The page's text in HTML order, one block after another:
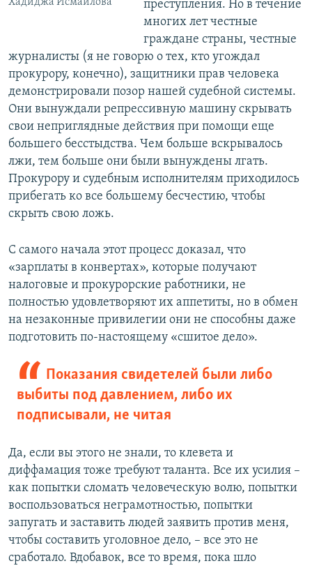
преступления. Но в течение
многих лет честные
граждане страны, честные
журналисты (я не говорю о тех, кто угождал
прокурору, конечно), защитники прав человека
демонстрировали позор нашей судебной системы.
Они вынуждали репрессивную машину скрывать
свои неприглядные действия при помощи еще
большего бесстыдства. Чем больше вcкрывалось
лжи, тем больше они были вынуждены лгать.
Прокурору и судебным исполнителям приходилось
прибегать ко все большему бесчестию, чтобы
скрыть свою ложь.
С самого начала этот процесс доказал, что
«зарплаты в конвертах», которые получают
налоговые и прокурорские работники, не
полностью удовлетворяют их аппетиты, но в обмен
на незаконные привилегии они не способны даже
подготовить по-настоящему «сшитое дело».
Показания свидетелей были либо
выбиты под давлением, либо их
подписывали, не читая
Да, если вы этого не знали, то клевета и
диффамация тоже требуют таланта. Все их усилия –
как попытки сломать человеческую волю, попытки
воспользоваться неграмотностью, попытки
запугать и заставить людей заявить против меня,
чтобы составить уголовное дело, – все это не
сработало. Вдобавок, все то время, пока шло